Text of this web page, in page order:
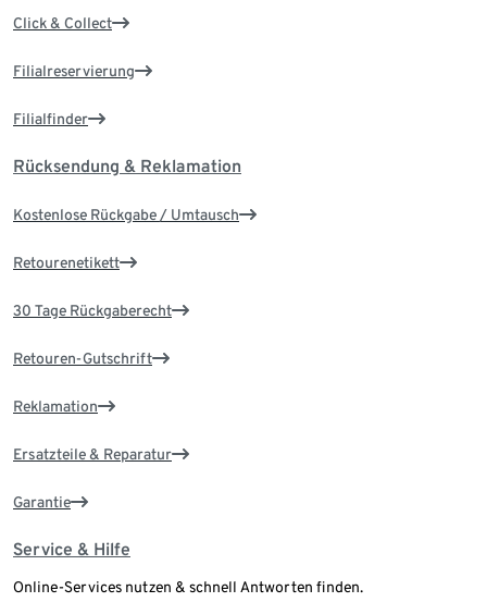
Click & Collect
Filialreservierung
Filialfinder
Rücksendung & Reklamation
Kostenlose Rückgabe / Umtausch
Retourenetikett
30 Tage Rückgaberecht
Retouren-Gutschrift
Reklamation
Ersatzteile & Reparatur
Garantie
Service & Hilfe
Online-Services nutzen & schnell Antworten finden.